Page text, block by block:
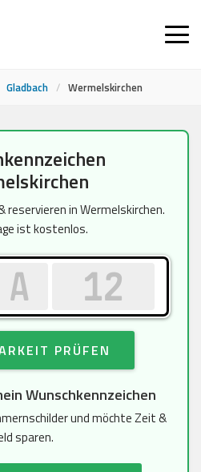
Gladbach / Wermelskirchen
reservieren in Wermelskirchen.
ist kostenlos.
PRÜFEN
Wunschkennzeichen
und möchte Zeit &
sparen.